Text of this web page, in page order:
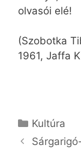
olvasói elé!
(Szobotka
1961, Jaffa
Kategória
Kultúra